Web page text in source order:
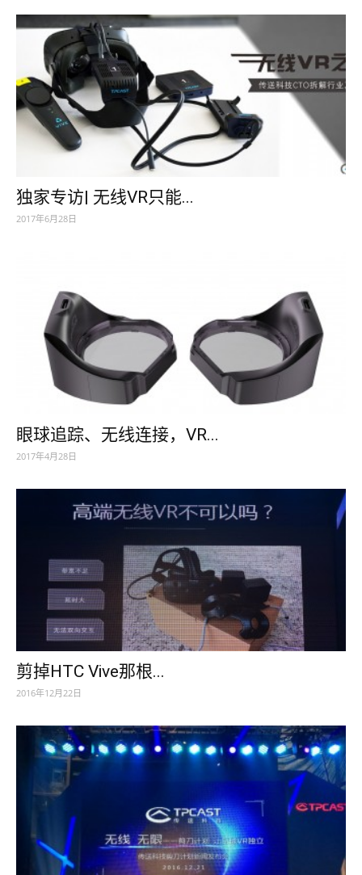
独家专访| 无线VR只能...
2017年6月28日
眼球追踪、无线连接，VR...
2017年4月28日
剪掉HTC Vive那根...
2016年12月22日